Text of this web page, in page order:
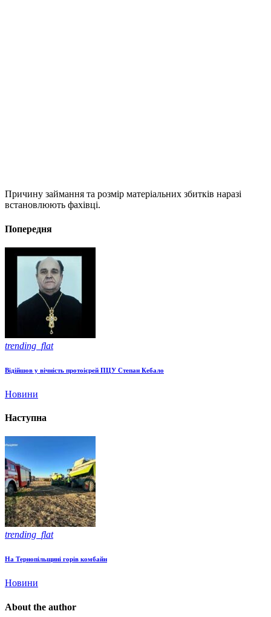
Причину займання та розмір матеріальних збитків наразі
встановлюють фахівці.
Попередня
trending_flat
Відійшов у вічність протоієрей ПЦУ Степан Кебало
Новини
Наступна
trending_flat
На Тернопільщині горів комбайн
Новини
About the author